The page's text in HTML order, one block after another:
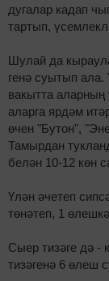
дугалар кадап
тартып,
Шулай да
генә суытып
вакытта
аларга ярдәм
өчен "Бутон",
Тамырдан
белән 10-12 көн
Үлән әчетеп
төнәтеп, 1
Сыер тизәге дә -
тизәгенә 6 өлеш